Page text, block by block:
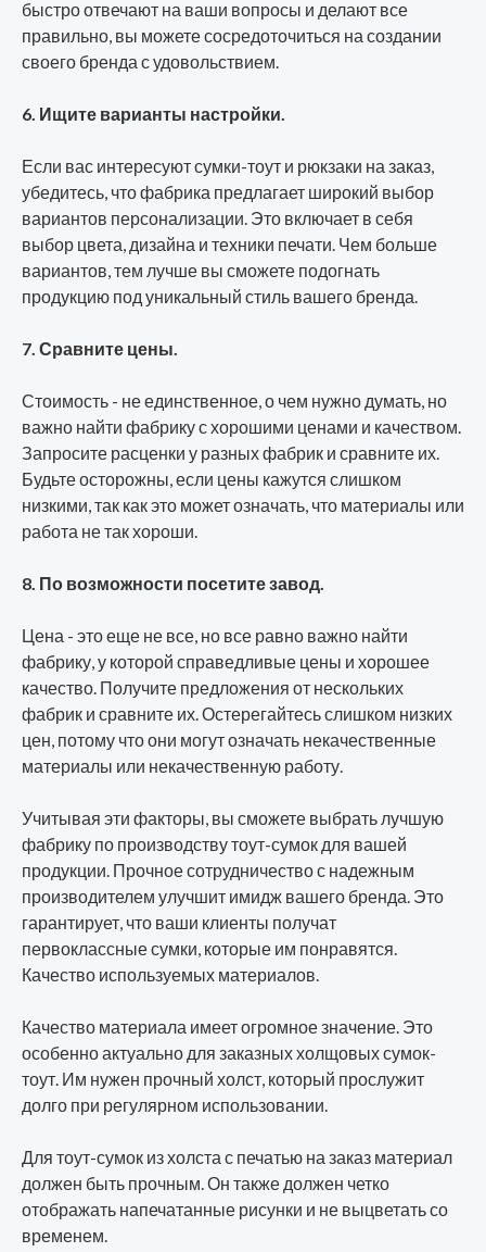
быстро отвечают на ваши вопросы и делают все
правильно, вы можете сосредоточиться на создании
своего бренда с удовольствием.
6. Ищите варианты настройки.
Если вас интересуют сумки-тоут и рюкзаки на заказ,
убедитесь, что фабрика предлагает широкий выбор
вариантов персонализации. Это включает в себя
выбор цвета, дизайна и техники печати. Чем больше
вариантов, тем лучше вы сможете подогнать
продукцию под уникальный стиль вашего бренда.
7. Сравните цены.
Стоимость - не единственное, о чем нужно думать, но
важно найти фабрику с хорошими ценами и качеством.
Запросите расценки у разных фабрик и сравните их.
Будьте осторожны, если цены кажутся слишком
низкими, так как это может означать, что материалы или
работа не так хороши.
8. По возможности посетите завод.
Цена - это еще не все, но все равно важно найти
фабрику, у которой справедливые цены и хорошее
качество. Получите предложения от нескольких
фабрик и сравните их. Остерегайтесь слишком низких
цен, потому что они могут означать некачественные
материалы или некачественную работу.
Учитывая эти факторы, вы сможете выбрать лучшую
фабрику по производству тоут-сумок для вашей
продукции. Прочное сотрудничество с надежным
производителем улучшит имидж вашего бренда. Это
гарантирует, что ваши клиенты получат
первоклассные сумки, которые им понравятся.
Качество используемых материалов.
Качество материала имеет огромное значение. Это
особенно актуально для заказных холщовых сумок-
тоут. Им нужен прочный холст, который прослужит
долго при регулярном использовании.
Для тоут-сумок из холста с печатью на заказ материал
должен быть прочным. Он также должен четко
отображать напечатанные рисунки и не выцветать со
временем.